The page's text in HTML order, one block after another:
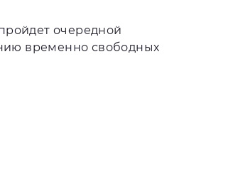
очередной
временно свободных